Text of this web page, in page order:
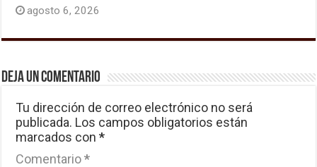
agosto 6, 2026
Deja un comentario
Tu dirección de correo electrónico no será
publicada. Los campos obligatorios están
marcados con*
Comentario*